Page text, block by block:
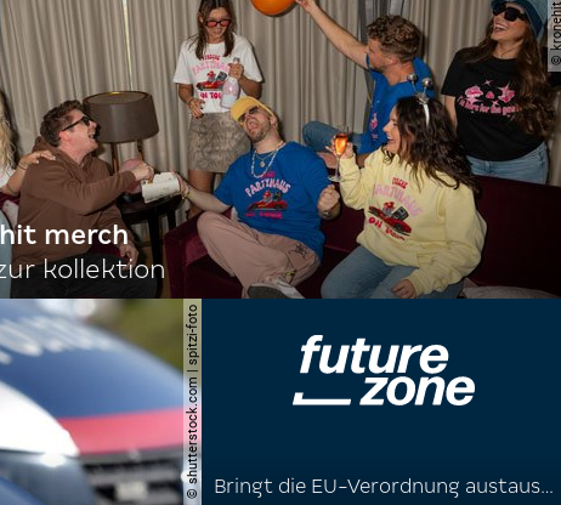
©
merch
kollektion
© shutterstock.com | spitzi-foto
Bringt die EU-Verordnung austauschbare Handy-Akkus zurück?